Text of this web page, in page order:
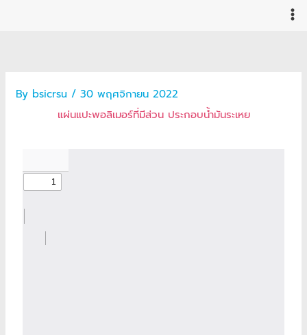
By bsicrsu/30 พฤศจิกายน 2022
แผ่นแปะพอลิเมอร์ที่มีส่วน ประกอบน้ำมันระเหย